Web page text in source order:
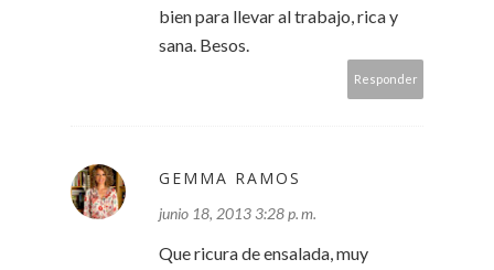
bien para llevar al trabajo, rica y
sana. Besos.
Responder
GEMMA RAMOS
junio 18, 2013 3:28 p. m.
Que ricura de ensalada, muy